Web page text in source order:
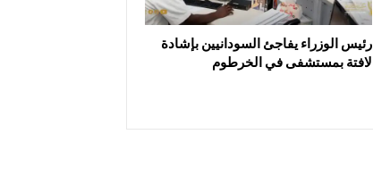
رئيس الوزراء يفاجئ السودانيين بإشادة
لافتة بمستشفى في الخرطوم